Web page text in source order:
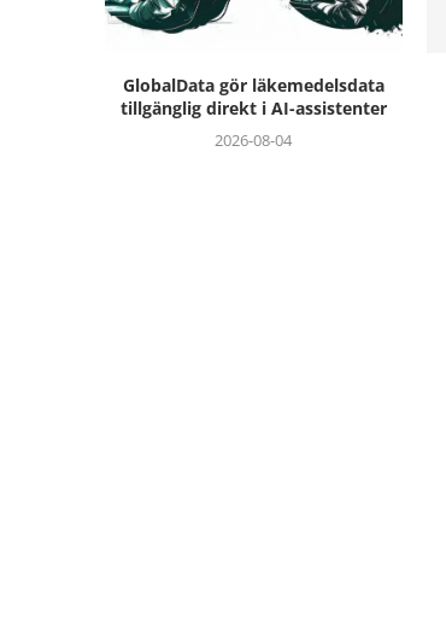
GlobalData gör läkemedelsdata
tillgänglig direkt i AI-assistenter
2026-08-04